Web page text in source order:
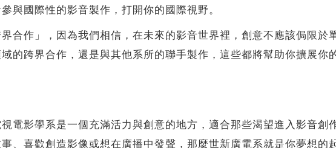
與國際性的影音製作，打開你的國際視野。
作」，因為我們相信，在未來的影音世界裡，創意不應該侷限於
的跨界合作，還是與其他系所的聯手製作，這些都將幫助你擴展你
影學系是一個充滿活力與創意的地方，適合那些渴望進入影音創
、喜歡創造影像或想在廣播中發聲，那麼世新廣電系就是你夢想的